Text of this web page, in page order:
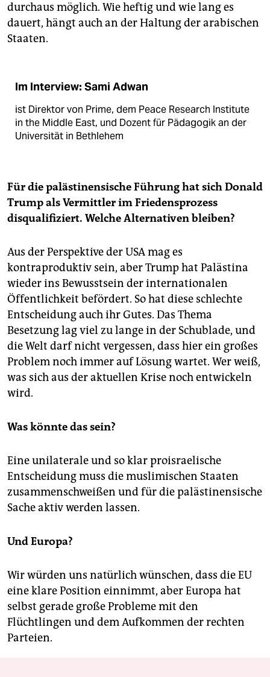
durchaus möglich. Wie heftig und wie lang es
dauert, hängt auch an der Haltung der arabischen
Staaten.
Im Interview: Sami Adwan
ist Direktor von Prime, dem Peace Research Institute
in the Middle East, und Dozent für Pädagogik an der
Universität in Bethlehem
Für die palästinensische Führung hat sich Donald
Trump als Vermittler im Friedensprozess
disqualifiziert. Welche Alternativen bleiben?
Aus der Perspektive der USA mag es
kontraproduktiv sein, aber Trump hat Palästina
wieder ins Bewusstsein der internationalen
Öffentlichkeit befördert. So hat diese schlechte
Entscheidung auch ihr Gutes. Das Thema
Besetzung lag viel zu lange in der Schublade, und
die Welt darf nicht vergessen, dass hier ein großes
Problem noch immer auf Lösung wartet. Wer weiß,
was sich aus der aktuellen Krise noch entwickeln
wird.
Was könnte das sein?
Eine unilaterale und so klar proisraelische
Entscheidung muss die muslimischen Staaten
zusammenschweißen und für die palästinensische
Sache aktiv werden lassen.
Und Europa?
Wir würden uns natürlich wünschen, dass die EU
eine klare Position einnimmt, aber Europa hat
selbst gerade große Probleme mit den
Flüchtlingen und dem Aufkommen der rechten
Parteien.